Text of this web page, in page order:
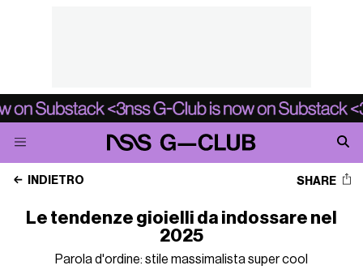
INDIETRO SHARE
Le tendenze gioielli da indossare nel
2025
Parola d'ordine: stile massimalista super cool